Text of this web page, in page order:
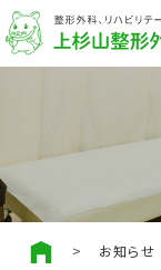
お知らせ